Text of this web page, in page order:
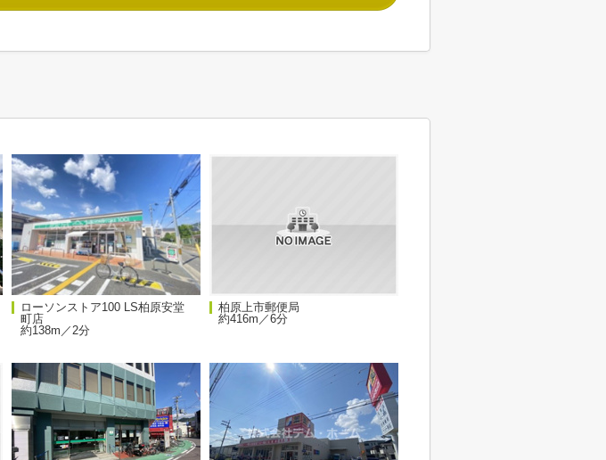
ローソンストア100 LS柏原安堂
町店
約138m／2分
柏原上市郵便局
約416m／6分